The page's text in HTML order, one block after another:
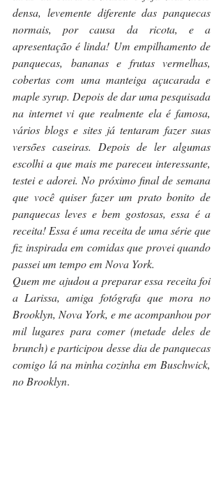
densa, levemente diferente das panquecas
normais, por causa da ricota, e a
apresentação é linda! Um empilhamento de
panquecas, bananas e frutas vermelhas,
cobertas com uma manteiga açucarada e
maple syrup. Depois de dar uma pesquisada
na internet vi que realmente ela é famosa,
vários blogs e sites já tentaram fazer suas
versões caseiras. Depois de ler algumas
escolhi a que mais me pareceu interessante,
testei e adorei. No próximo final de semana
que você quiser fazer um prato bonito de
panquecas leves e bem gostosas, essa é a
receita! Essa é uma receita de uma série que
fiz inspirada em comidas que provei quando
passei um tempo em Nova York.
Quem me ajudou a preparar essa receita foi
a Larissa, amiga fotógrafa que mora no
Brooklyn, Nova York, e me acompanhou por
mil lugares para comer (metade deles de
brunch) e participou desse dia de panquecas
comigo lá na minha cozinha em Buschwick,
no Brooklyn.